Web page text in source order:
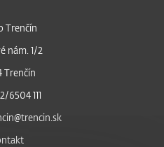
Trenčín
nám. 1/2
Trenčín
6504 111